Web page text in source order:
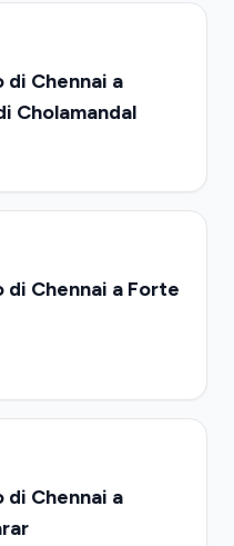
Chennai a
Cholamandal
Chennai a Forte
Chennai a